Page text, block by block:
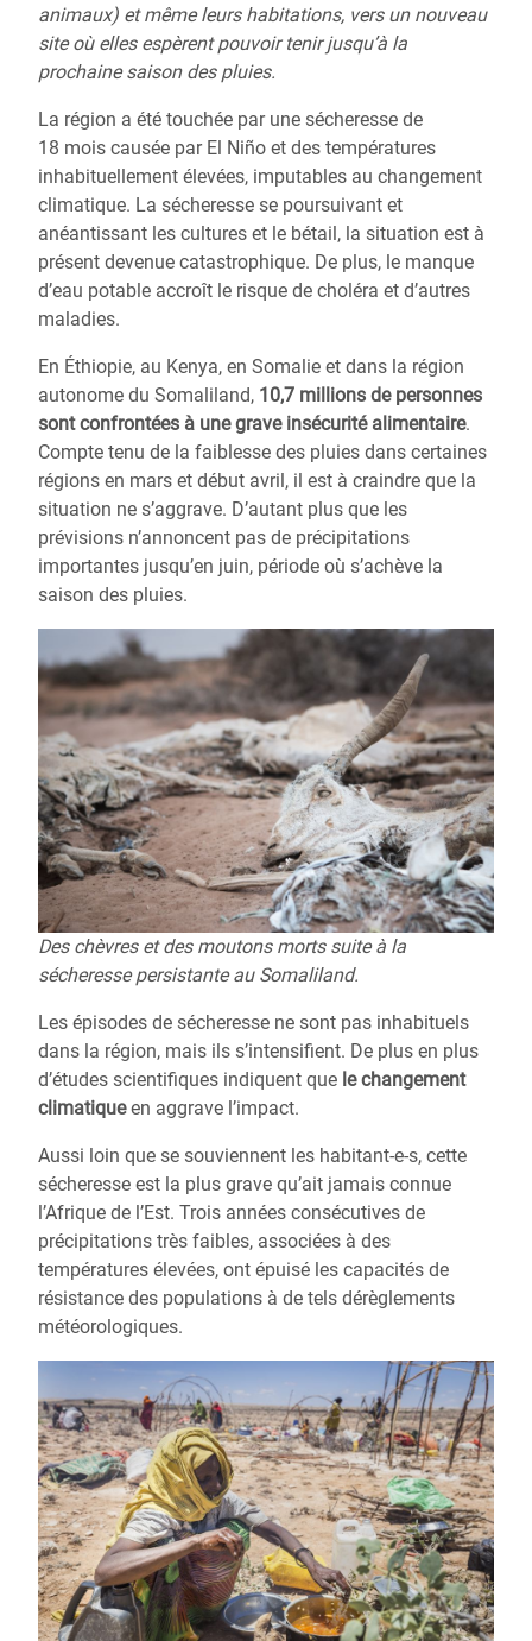
animaux) et même leurs habitations, vers un nouveau
site où elles espèrent pouvoir tenir jusqu’à la
prochaine saison des pluies.
La région a été touchée par une sécheresse de
18 mois causée par El Niño et des températures
inhabituellement élevées, imputables au changement
climatique. La sécheresse se poursuivant et
anéantissant les cultures et le bétail, la situation est à
présent devenue catastrophique. De plus, le manque
d’eau potable accroît le risque de choléra et d’autres
maladies.
En Éthiopie, au Kenya, en Somalie et dans la région
autonome du Somaliland, 10,7 millions de personnes
sont confrontées à une grave insécurité alimentaire.
Compte tenu de la faiblesse des pluies dans certaines
régions en mars et début avril, il est à craindre que la
situation ne s’aggrave. D’autant plus que les
prévisions n’annoncent pas de précipitations
importantes jusqu’en juin, période où s’achève la
saison des pluies.
Des chèvres et des moutons morts suite à la
sécheresse persistante au Somaliland.
Les épisodes de sécheresse ne sont pas inhabituels
dans la région, mais ils s’intensifient. De plus en plus
d’études scientifiques indiquent que le changement
climatiqueen aggrave l’impact.
Aussi loin que se souviennent les habitant-e-s, cette
sécheresse est la plus grave qu’ait jamais connue
l’Afrique de l’Est. Trois années consécutives de
précipitations très faibles, associées à des
températures élevées, ont épuisé les capacités de
résistance des populations à de tels dérèglements
météorologiques.